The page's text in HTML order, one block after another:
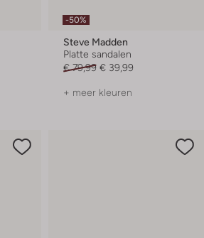
-50%
Steve Madden
Platte sandalen
€ 79,99 € 39,99
+ meer kleuren